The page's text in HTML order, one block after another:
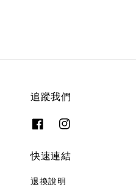
追蹤我們
快速連結
退換說明